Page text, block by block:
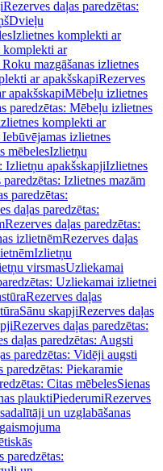
Rezerves daļas paredzētas:
Dvieļu
Izlietnes komplekti ar
komplekti ar
mazgāšanas izlietnes
ar apakšskapiRezerves
apakšskapiMēbeļu izlietnes
paredzētas: Mēbeļu izlietnes
komplekti ar
izlietnes
mēbelesIzlietņu
Izlietņu apakšskapjiIzlietnes
paredzētas: Izlietnes mazām
paredzētas:
daļas paredzētas:
Rezerves daļas paredzētas:
izlietnēmRezerves daļas
Izlietņu
virsmasUzliekamai
Uzliekamai izlietnei
Rezerves daļas
Sānu skapjiRezerves daļas
Rezerves daļas paredzētas:
daļas paredzētas: Augsti
paredzētas: Vidēji augsti
paredzētas: Piekaramie
Citas mēbelesSienas
plauktiPiederumiRezerves
un uzglabāšanas
paredzētas: